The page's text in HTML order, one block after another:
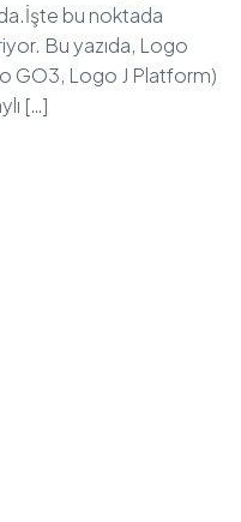
bu noktada
Bu yazıda, Logo
GO3, Logo J Platform)
[…]